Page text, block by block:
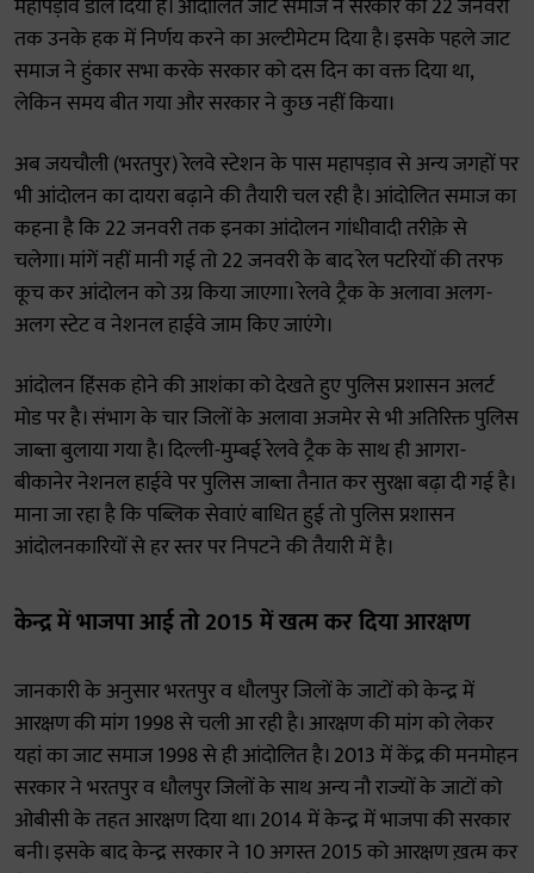
महापड़ाव डाल दिया है। आंदोलित जाट समाज ने सरकार को 22 जनवरी
तक उनके हक में निर्णय करने का अल्टीमेटम दिया है। इसके पहले जाट
समाज ने हुंकार सभा करके सरकार को दस दिन का वक्त दिया था,
लेकिन समय बीत गया और सरकार ने कुछ नहीं किया।
अब जयचौली (भरतपुर) रेलवे स्टेशन के पास महापड़ाव से अन्य जगहों पर
भी आंदोलन का दायरा बढ़ाने की तैयारी चल रही है। आंदोलित समाज का
कहना है कि 22 जनवरी तक इनका आंदोलन गांधीवादी तरीक़े से
चलेगा। मांगें नहीं मानी गई तो 22 जनवरी के बाद रेल पटरियों की तरफ
कूच कर आंदोलन को उग्र किया जाएगा। रेलवे ट्रैक के अलावा अलग-
अलग स्टेट व नेशनल हाईवे जाम किए जाएंगे।
आंदोलन हिंसक होने की आशंका को देखते हुए पुलिस प्रशासन अलर्ट
मोड पर है। संभाग के चार जिलों के अलावा अजमेर से भी अतिरिक्त पुलिस
जाब्ता बुलाया गया है। दिल्ली-मुम्बई रेलवे ट्रैक के साथ ही आगरा-
बीकानेर नेशनल हाईवे पर पुलिस जाब्ता तैनात कर सुरक्षा बढ़ा दी गई है।
माना जा रहा है कि पब्लिक सेवाएं बाधित हुई तो पुलिस प्रशासन
आंदोलनकारियों से हर स्तर पर निपटने की तैयारी में है।
केन्द्र में भाजपा आई तो 2015 में खत्म कर दिया आरक्षण
जानकारी के अनुसार भरतपुर व धौलपुर जिलों के जाटों को केन्द्र में
आरक्षण की मांग 1998 से चली आ रही है। आरक्षण की मांग को लेकर
यहां का जाट समाज 1998 से ही आंदोलित है। 2013 में केंद्र की मनमोहन
सरकार ने भरतपुर व धौलपुर जिलों के साथ अन्य नौ राज्यों के जाटों को
ओबीसी के तहत आरक्षण दिया था। 2014 में केन्द्र में भाजपा की सरकार
बनी। इसके बाद केन्द्र सरकार ने 10 अगस्त 2015 को आरक्षण ख़त्म कर